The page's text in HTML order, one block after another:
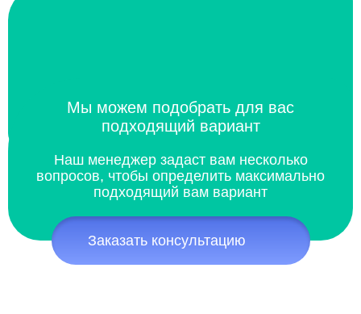
Мы можем подобрать для вас
подходящий вариант
Наш менеджер задаст вам несколько
вопросов, чтобы определить максимально
подходящий вам вариант
Заказать консультацию